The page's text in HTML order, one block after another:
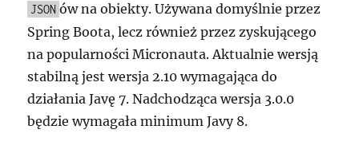
JSON ów na obiekty. Używana domyślnie przez
Spring Boota, lecz również przez zyskującego
na popularności Micronauta. Aktualnie wersją
stabilną jest wersja 2.10 wymagająca do
działania Javę 7. Nadchodząca wersja 3.0.0
będzie wymagała minimum Javy 8.